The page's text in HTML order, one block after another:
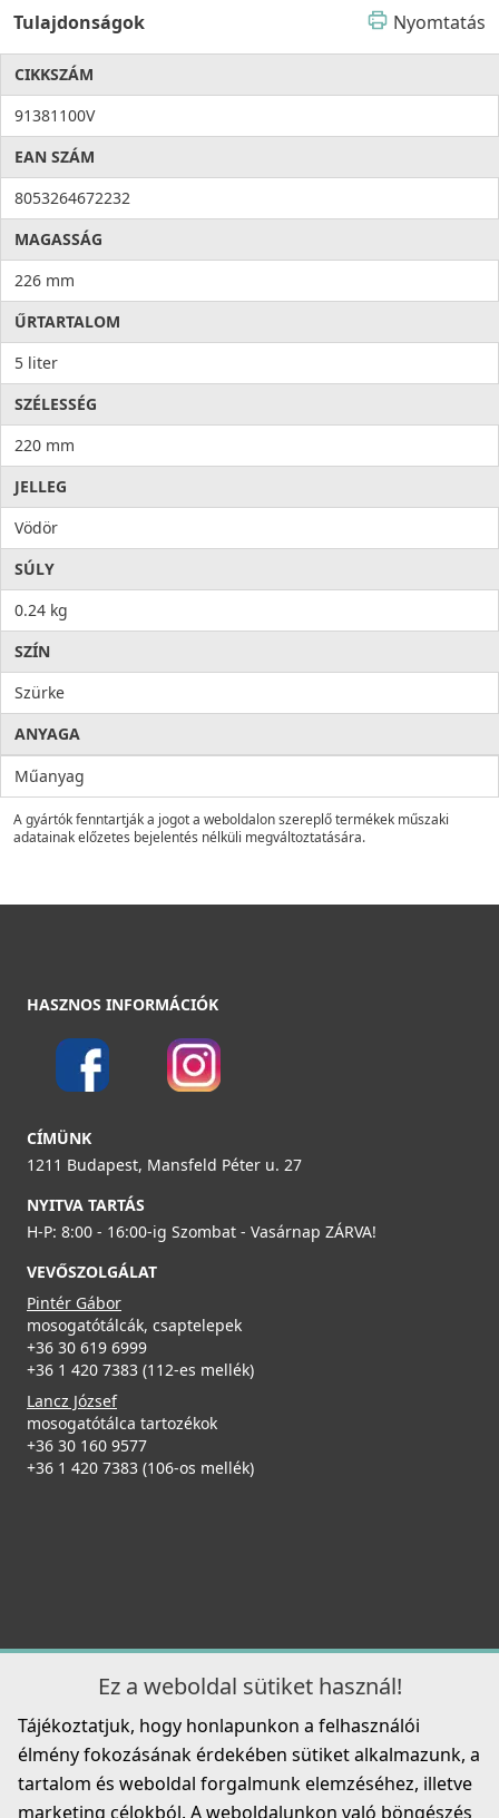
Tulajdonságok Nyomtatás
CIKKSZÁM
91381100V
EAN SZÁM
8053264672232
MAGASSÁG
226 mm
ŰRTARTALOM
5 liter
SZÉLESSÉG
220 mm
JELLEG
Vödör
SÚLY
0.24 kg
SZÍN
Szürke
ANYAGA
Műanyag
A gyártók fenntartják a jogot a weboldalon szereplő termékek műszaki
adatainak előzetes bejelentés nélküli megváltoztatására.
HASZNOS INFORMÁCIÓK
CÍMÜNK
1211 Budapest, Mansfeld Péter u. 27
NYITVA TARTÁS
H-P: 8:00 - 16:00-ig Szombat - Vasárnap ZÁRVA!
VEVŐSZOLGÁLAT
Pintér Gábor
mosogatótálcák, csaptelepek
+36 30 619 6999
+36 1 420 7383 (112-es mellék)
Lancz József
mosogatótálca tartozékok
+36 30 160 9577
+36 1 420 7383 (106-os mellék)
Ez a weboldal sütiket használ!
Tájékoztatjuk, hogy honlapunkon a felhasználói
élmény fokozásának érdekében sütiket alkalmazunk, a
tartalom és weboldal forgalmunk elemzéséhez, illetve
marketing célokból. A weboldalunkon való böngészés